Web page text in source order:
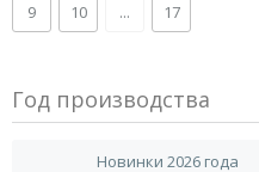
9
10 ... 17
Год производства
Новинки 2026 года